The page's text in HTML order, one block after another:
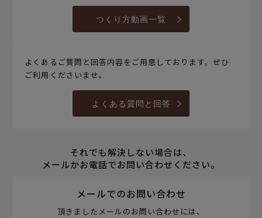
つくり方動画一覧
よくあるご質問と回答内容をご用意しております。ぜひ
ご利用くださいませ。
よくある質問と回答
それでも解決しない場合は、
メールかお電話でお問い合わせください。
メールでのお問い合わせ
頂きましたメールのお問い合わせには、